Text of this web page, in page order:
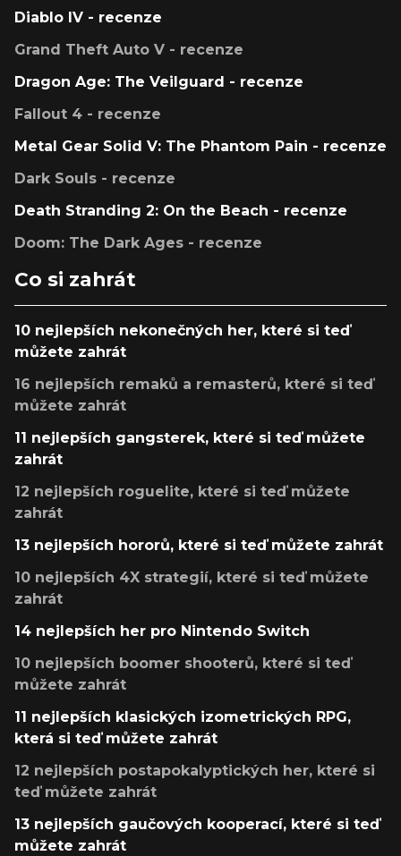
Diablo IV - recenze
Grand Theft Auto V - recenze
Dragon Age: The Veilguard - recenze
Fallout 4 - recenze
Metal Gear Solid V: The Phantom Pain - recenze
Dark Souls - recenze
Death Stranding 2: On the Beach - recenze
Doom: The Dark Ages - recenze
Co si zahrát
10 nejlepších nekonečných her, které si teď
můžete zahrát
16 nejlepších remaků a remasterů, které si teď
můžete zahrát
11 nejlepších gangsterek, které si teď můžete
zahrát
12 nejlepších roguelite, které si teď můžete
zahrát
13 nejlepších hororů, které si teď můžete zahrát
10 nejlepších 4X strategií, které si teď můžete
zahrát
14 nejlepších her pro Nintendo Switch
10 nejlepších boomer shooterů, které si teď
můžete zahrát
11 nejlepších klasických izometrických RPG,
která si teď můžete zahrát
12 nejlepších postapokalyptických her, které si
teď můžete zahrát
13 nejlepších gaučových kooperací, které si teď
můžete zahrát